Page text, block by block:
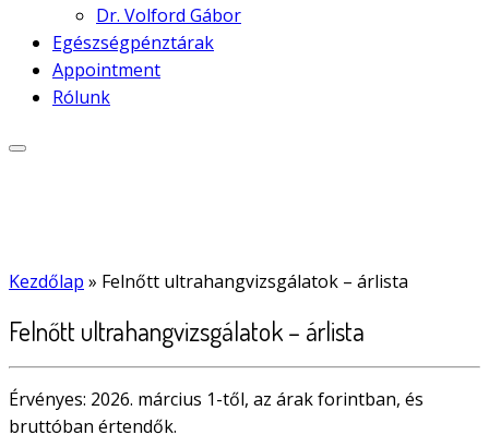
Dr. Volford Gábor
Egészségpénztárak
Appointment
Rólunk
Kezdőlap » Felnőtt ultrahangvizsgálatok – árlista
Felnőtt ultrahangvizsgálatok – árlista
Érvényes: 2026. március 1-től, az árak forintban, és
bruttóban értendők.